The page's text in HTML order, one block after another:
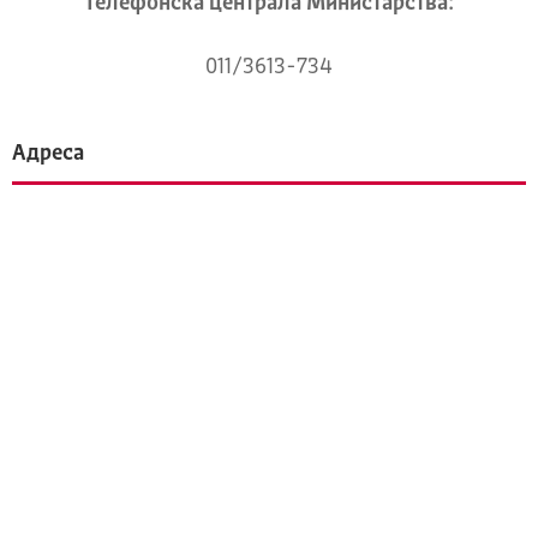
011/3613-734
Адреса